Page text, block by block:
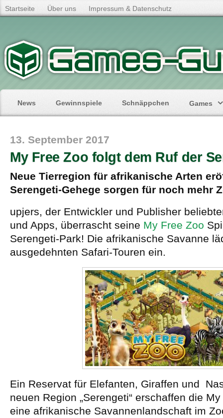
Startseite Über uns Impressum & Datenschutz
News Gewinnspiele Schnäppchen Games
13. September 2017
My Free Zoo folgt dem Ruf der
Neue Tierregion für afrikanische Arten
Serengeti-Gehege sorgen für noch mehr
upjers, der Entwickler und Publisher
und Apps, überrascht seine My Free Zoo
Serengeti-Park! Die afrikanische Savanne
ausgedehnten Safari-Touren ein.
Ein Reservat für Elefanten, Giraffen und
neuen Region „Serengeti“ erschaffen die
eine afrikanische Savannenlandschaft im